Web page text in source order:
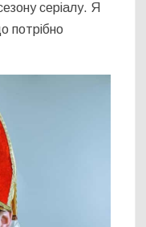
серіалу. Я
потрібно